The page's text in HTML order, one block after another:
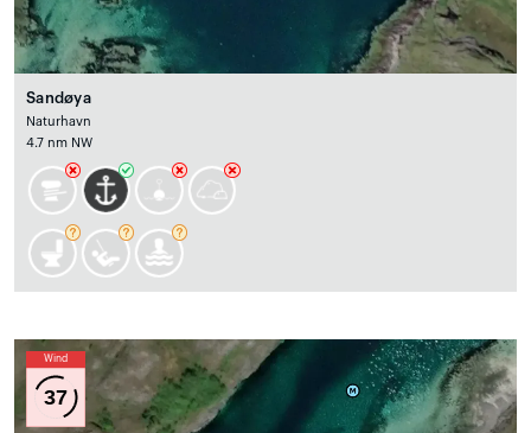
Sandøya
Naturhavn
4.7 nm NW
Wind
37